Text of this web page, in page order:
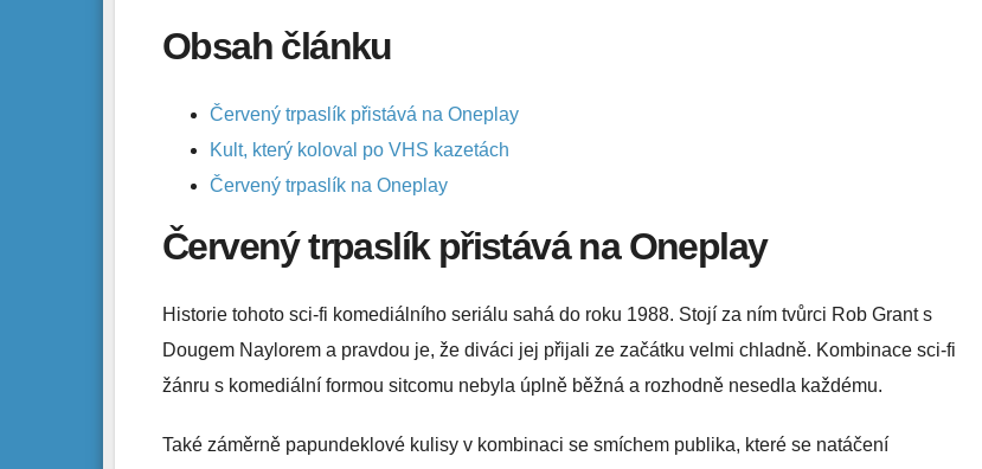
Obsah článku
Červený trpaslík přistává na Oneplay
Kult, který koloval po VHS kazetách
Červený trpaslík na Oneplay
Červený trpaslík přistává na Oneplay
Historie tohoto sci-fi komediálního seriálu sahá do roku 1988. Stojí za ním tvůrci Rob Grant s
Dougem Naylorem a pravdou je, že diváci jej přijali ze začátku velmi chladně. Kombinace sci-fi
žánru s komediální formou sitcomu nebyla úplně běžná a rozhodně nesedla každému.
Také záměrně papundeklové kulisy v kombinaci se smíchem publika, které se natáčení